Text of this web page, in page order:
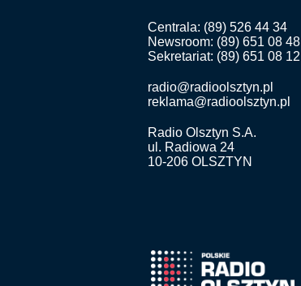
Centrala: (89) 526 44 34
Newsroom: (89) 651 08 48
Sekretariat: (89) 651 08 12
radio@radioolsztyn.pl
reklama@radioolsztyn.pl
Radio Olsztyn S.A.
ul. Radiowa 24
10-206 OLSZTYN